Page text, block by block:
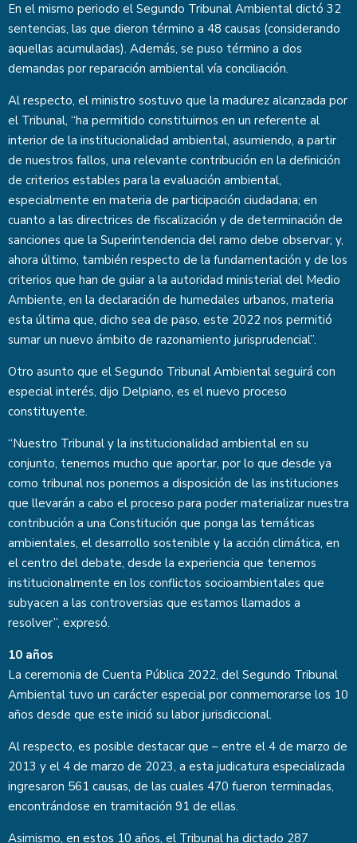
En el mismo periodo el Segundo Tribunal Ambiental dictó 32
sentencias, las que dieron término a 48 causas (considerando
aquellas acumuladas). Además, se puso término a dos
demandas por reparación ambiental vía conciliación.
Al respecto, el ministro sostuvo que la madurez alcanzada por
el Tribunal, “ha permitido constituirnos en un referente al
interior de la institucionalidad ambiental, asumiendo, a partir
de nuestros fallos, una relevante contribución en la definición
de criterios estables para la evaluación ambiental,
especialmente en materia de participación ciudadana; en
cuanto a las directrices de fiscalización y de determinación de
sanciones que la Superintendencia del ramo debe observar; y,
ahora último, también respecto de la fundamentación y de los
criterios que han de guiar a la autoridad ministerial del Medio
Ambiente, en la declaración de humedales urbanos, materia
esta última que, dicho sea de paso, este 2022 nos permitió
sumar un nuevo ámbito de razonamiento jurisprudencial”.
Otro asunto que el Segundo Tribunal Ambiental seguirá con
especial interés, dijo Delpiano, es el nuevo proceso
constituyente.
“Nuestro Tribunal y la institucionalidad ambiental en su
conjunto, tenemos mucho que aportar, por lo que desde ya
como tribunal nos ponemos a disposición de las instituciones
que llevarán a cabo el proceso para poder materializar nuestra
contribución a una Constitución que ponga las temáticas
ambientales, el desarrollo sostenible y la acción climática, en
el centro del debate, desde la experiencia que tenemos
institucionalmente en los conflictos socioambientales que
subyacen a las controversias que estamos llamados a
resolver”, expresó.
10 años
La ceremonia de Cuenta Pública 2022, del Segundo Tribunal
Ambiental tuvo un carácter especial por conmemorarse los 10
años desde que este inició su labor jurisdiccional.
Al respecto, es posible destacar que – entre el 4 de marzo de
2013 y el 4 de marzo de 2023, a esta judicatura especializada
ingresaron 561 causas, de las cuales 470 fueron terminadas,
encontrándose en tramitación 91 de ellas.
Asimismo, en estos 10 años, el Tribunal ha dictado 287